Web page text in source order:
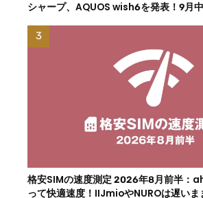
シャープ、AQUOS wish6を発表！9月
格安SIMの速度測定 2026年8月前半：
って快適速度！IIJmioやNUROは遅いま